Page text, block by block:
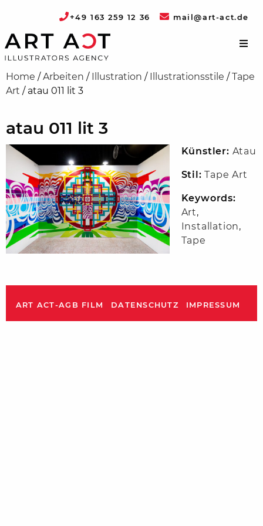
+49 163 259 12 36 mail@art-act.de
Home /Arbeiten / Illustration / Illustrationsstile /Tape
Art / atau 011 lit 3
atau 011 lit 3
Künstler: Atau
Stil: Tape Art
Keywords:
Art,
Installation,
Tape
ART ACT-AGB FILM DATENSCHUTZ IMPRESSUM